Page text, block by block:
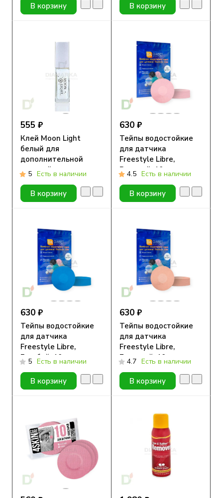
В корзину В корзину
555 ₽
Клей Moon Light
белый для
дополнительной
подклейки
5 Есть в наличии
В корзину
630 ₽
Тейпы водостойкие
для датчика
Freestyle Libre,
Розовый, 10шт
4.5 Есть в наличии
В корзину
630 ₽
Тейпы водостойкие
для датчика
Freestyle Libre,
Голубой, 10шт
5 Есть в наличии
В корзину
630 ₽
Тейпы водостойкие
для датчика
Freestyle Libre,
Бежевый, 10шт
4.7 Есть в наличии
В корзину